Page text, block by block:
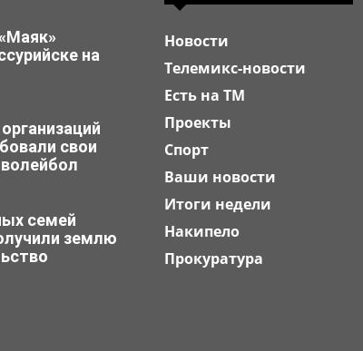
на
свои
семей
землю
Новости
Телемикс-новости
Есть на ТМ
Проекты
Спорт
Ваши новости
Итоги недели
Накипело
Прокуратура